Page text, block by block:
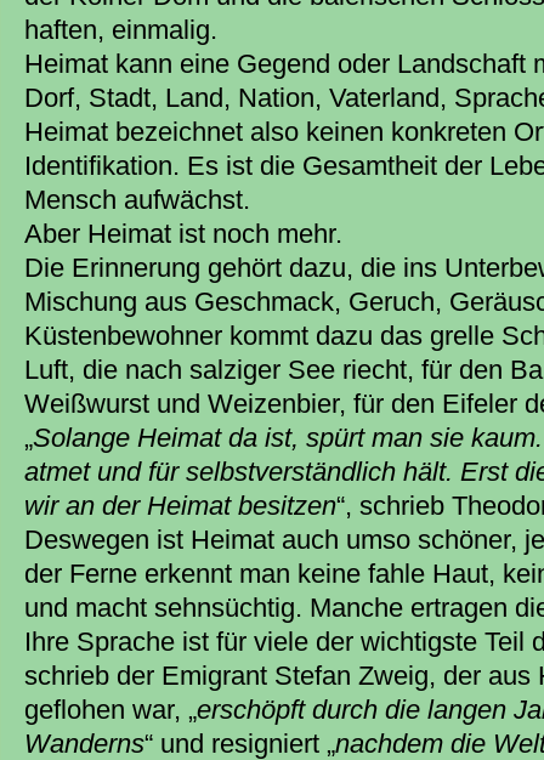
haften, einmalig.
Heimat kann eine Gegend oder Landschaft
Dorf, Stadt, Land, Nation, Vaterland,
Heimat bezeichnet also keinen konkreten
Identifikation. Es ist die Gesamtheit der
Mensch aufwächst.
Aber Heimat ist noch mehr.
Die Erinnerung gehört dazu, die ins
Mischung aus Geschmack, Geruch,
Küstenbewohner kommt dazu das grelle
Luft, die nach salziger See riecht, für den
Weißwurst und Weizenbier, für den Eifeler
„Solange Heimat da ist, spürt man sie
atmet und für selbstverständlich hält. Erst
wir an der Heimat besitzen“, schrieb
Deswegen ist Heimat auch umso schöner,
der Ferne erkennt man keine fahle Haut,
und macht sehnsüchtig. Manche ertragen
Ihre Sprache ist für viele der wichtigste Teil
schrieb der Emigrant Stefan Zweig, der aus
geflohen war, „erschöpft durch die langen
Wanderns“ und resigniert „nachdem die